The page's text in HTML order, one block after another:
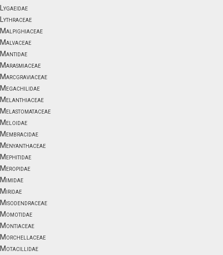
Lygaeidae
Lythraceae
Malpighiaceae
Malvaceae
Mantidae
Marasmiaceae
Marcgraviaceae
Megachilidae
Melanthiaceae
Melastomataceae
Meloidae
Membracidae
Menyanthaceae
Mephitidae
Meropidae
Mimidae
Miridae
Misodendraceae
Momotidae
Montiaceae
Morchellaceae
Motacillidae